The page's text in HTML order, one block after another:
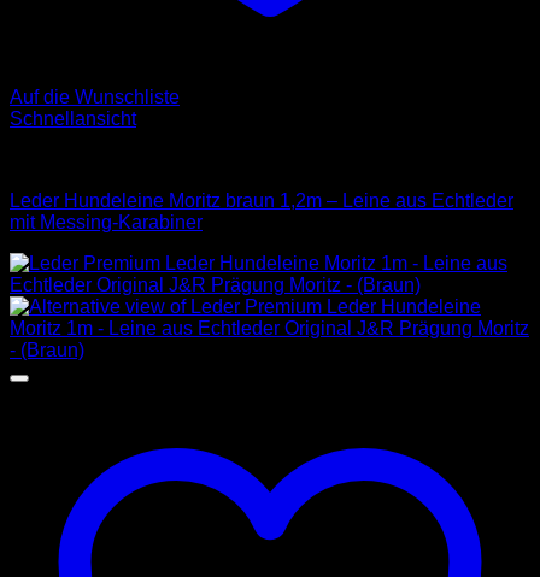
Auf die Wunschliste
Schnellansicht
Leder Hundeleine Moritz braun 1,2m – Leine aus Echtleder
mit Messing-Karabiner